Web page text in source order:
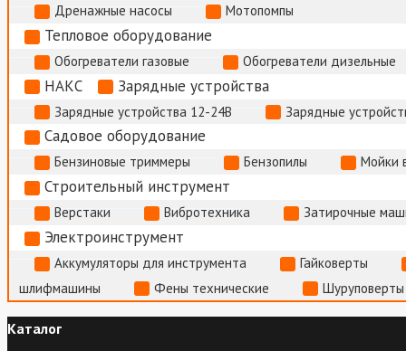
Дренажные насосы Мотопомпы
Тепловое оборудование
Обогреватели газовые Обогреватели дизельные
НАКС Зарядные устройства
Зарядные устройства 12-24В Зарядные
Садовое оборудование
Бензиновые триммеры Бензопилы Мойки
Строительный инструмент
Верстаки Вибротехника Затирочные
Электроинструмент
Аккумуляторы для инструмента
Гайковерты
шлифмашины
Фены технические
Каталог